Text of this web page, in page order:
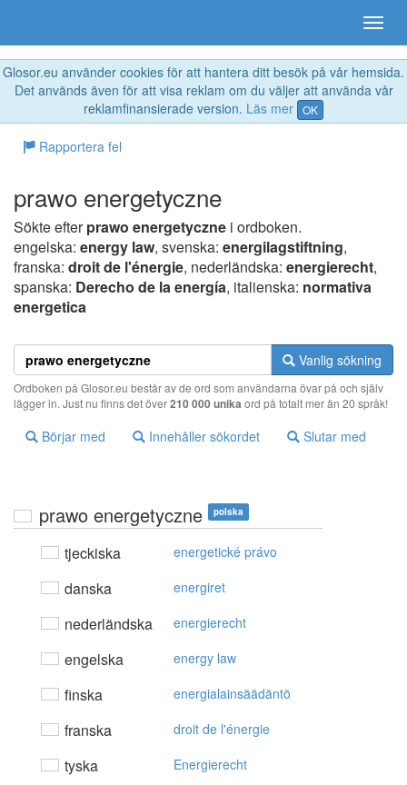
Glosor.eu använder cookies för att hantera ditt besök på vår hemsida.
Det används även för att visa reklam om du väljer att använda vår
reklamfinansierade version. Läs mer OK
Rapportera fel
prawo energetyczne
Sökte efterprawo energetyczne i ordboken.
engelska: energy law, svenska: energilagstiftning,
franska: droit de l'énergie, nederländska: energierecht,
spanska: Derecho de la energía, italienska: normativa
energetica
Vanlig sökning
Ordboken på Glosor.eu består av de ord som användarna övar på och själv
lägger in. Just nu finns det över210 000 unika ord på totalt mer än 20 språk!
Börjar med Innehåller sökordet Slutar med
prawo energetyczne polska
tjeckiska energetické právo
danska energiret
nederländska energierecht
engelska energy law
finska energialainsäädäntö
franska droit de l'énergie
tyska Energierecht